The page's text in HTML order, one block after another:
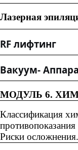
Лазерная
RFлифтинг
Вакуум-
МОДУЛЬ 6.
Классификация
Риски осложнения.